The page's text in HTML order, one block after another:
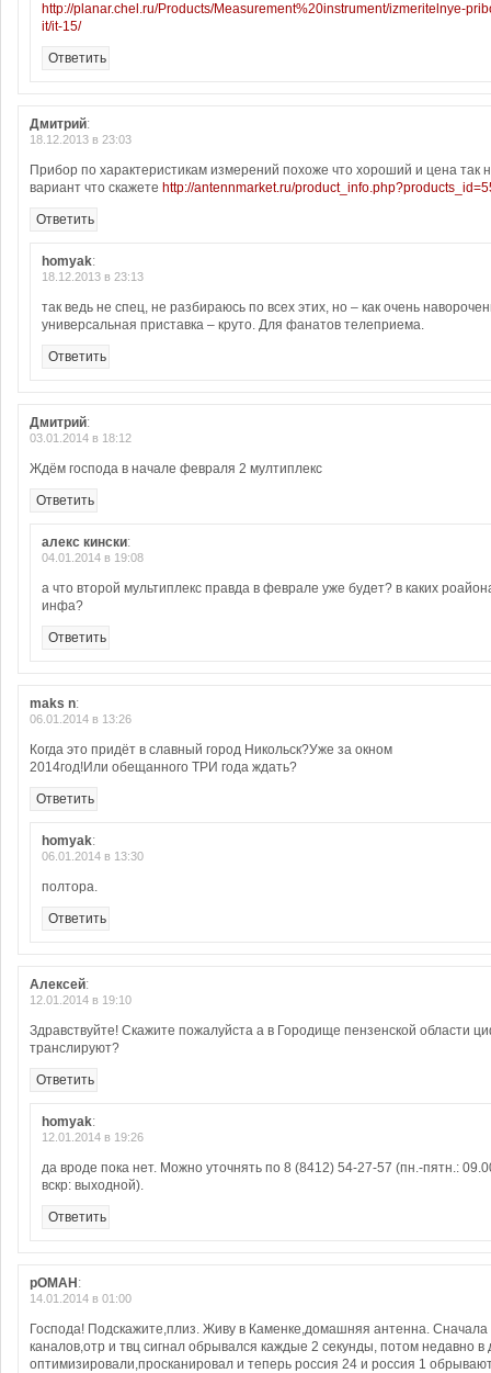
http://planar.chel.ru/Products/Measurement%20instrument/izmeritelnye-
it/it-15/
Ответить
Дмитрий:
18.12.2013 в 23:03
Прибор по характеристикам измерений похоже что хороший и цена так
вариант что скажете http://antennmarket.ru/
Ответить
homyak:
18.12.2013 в 23:13
так ведь не спец, не разбираюсь по всех этих, но – как очень
универсальная приставка – круто. Для фанатов телеприема.
Ответить
Дмитрий:
03.01.2014 в 18:12
Ждём господа в начале февраля 2 мултиплекс
Ответить
алекс кински:
04.01.2014 в 19:08
а что второй мультиплекс правда в феврале уже будет? в каких
инфа?
Ответить
maks n:
06.01.2014 в 13:26
Когда это придёт в славный город Никольск?Уже за окном
2014год!Или обещанного ТРИ года ждать?
Ответить
homyak:
06.01.2014 в 13:30
полтора.
Ответить
Алексей:
12.01.2014 в 19:10
Здравствуйте! Скажите пожалуйста а в Городище пензенской области
транслируют?
Ответить
homyak:
12.01.2014 в 19:26
да вроде пока нет. Можно уточнять по 8 (8412) 54-27-57 (пн.-пятн.:
вскр: выходной).
Ответить
рОМАН :
14.01.2014 в 01:00
Господа! Подскажите,плиз. Живу в Каменке,домашняя антенна. Сначала
каналов,отр и твц сигнал обрывался каждые 2 секунды, потом недавно в
оптимизировали,просканировал и теперь россия 24 и россия 1